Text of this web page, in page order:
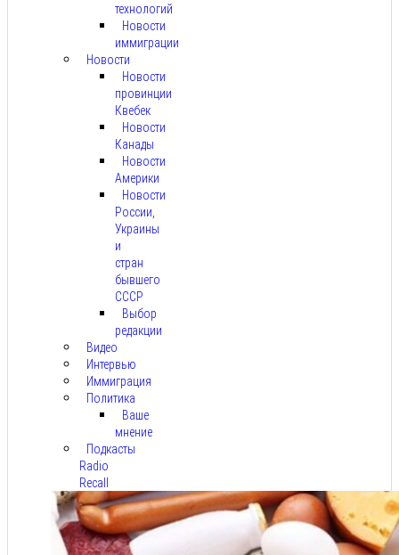
технологий
Новости
иммиграции
Новости
Новости
провинции
Квебек
Новости
Канады
Новости
Америки
Новости
России,
Украины
и
стран
бывшего
СССР
Выбор
редакции
Видео
Интервью
Иммиграция
Политика
Ваше
мнение
Подкасты
Radio
Recall